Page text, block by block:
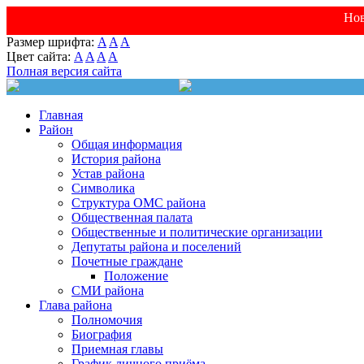
Размер шрифта: A A A
Цвет сайта: A A A A
Полная версия сайта
Главная
Район
Общая информация
История района
Устав района
Символика
Структура ОМС района
Общественная палата
Общественные и политические организации
Депутаты района и поселений
Почетные граждане
Положение
СМИ района
Глава района
Полномочия
Биография
Приемная главы